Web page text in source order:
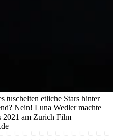
tuschelten etliche Stars hinter
Nein! Luna Wedler machte
2021 am Zurich Film